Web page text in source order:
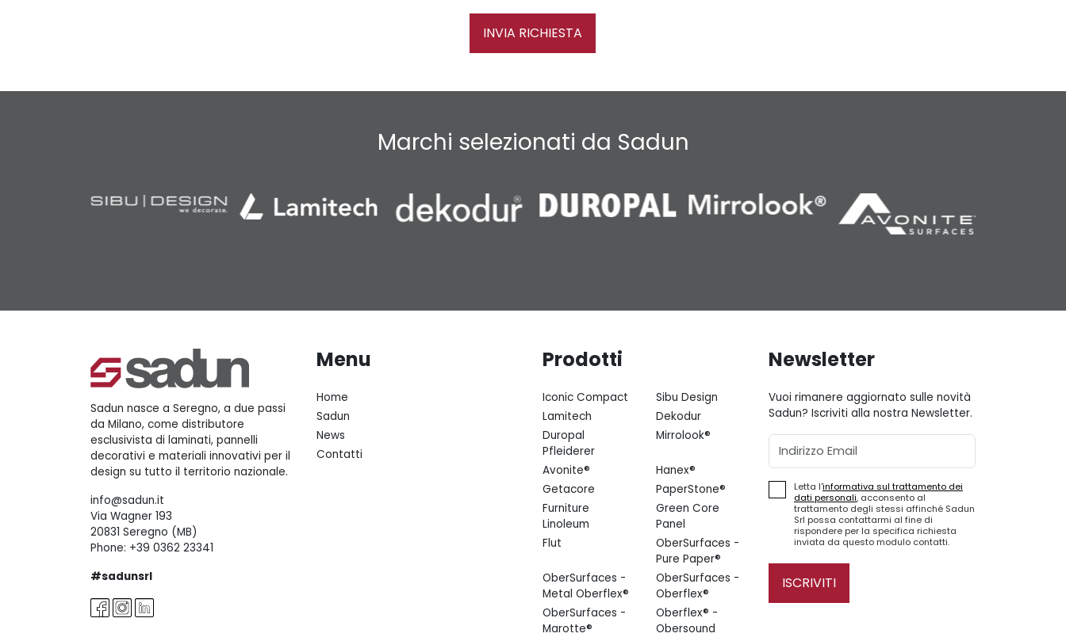
INVIA RICHIESTA
Marchi selezionati da Sadun
Sadun nasce a Seregno, a due passi
da Milano, come distributore
esclusivista di laminati, pannelli
decorativi e materiali innovativi per il
design su tutto il territorio nazionale.
info@sadun.it
Via Wagner 193
20831 Seregno (MB)
Phone: +39 0362 23341
#sadunsrl
Menu
Home
Sadun
News
Contatti
Prodotti
Iconic Compact
Sibu Design
Lamitech
Dekodur
Duropal
Pfleiderer
Mirrolook®
Avonite®
Hanex®
Getacore
PaperStone®
Furniture
Linoleum
Green Core
Panel
Flut
OberSurfaces -
Pure Paper®
OberSurfaces -
Metal Oberflex®
OberSurfaces -
Oberflex®
OberSurfaces -
Marotte®
Oberflex® -
Obersound
Newsletter
Vuoi rimanere aggiornato sulle novità
Sadun? Iscriviti alla nostra Newsletter.
Email
Letta l'informativa sul trattamento dei
dati personali, acconsento al
trattamento degli stessi affinché Sadun
Srl possa contattarmi al fine di
rispondere per la specifica richiesta
inviata da questo modulo contatti.
ISCRIVITI